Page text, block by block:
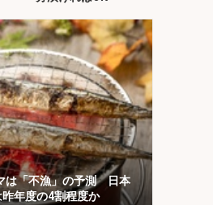
は「不漁」の予測 日本
年度の4割程度か